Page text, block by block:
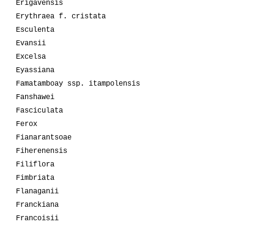
Erigavensis
Erythraea f. cristata
Esculenta
Evansii
Excelsa
Eyassiana
Famatamboay ssp. itampolensis
Fanshawei
Fasciculata
Ferox
Fianarantsoae
Fiherenensis
Filiflora
Fimbriata
Flanaganii
Franckiana
Francoisii